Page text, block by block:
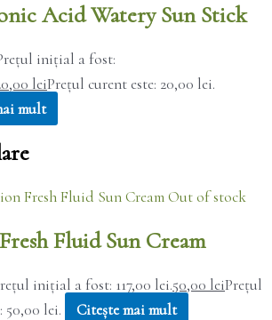
Acid Watery Sun Stick
inițial a fost:
leiPrețul curent este: 20,00 lei.
mult
Out of stock
Fluid Sun Cream
inițial a fost: 117,00 lei.50,00 leiPrețul
50,00 lei.
Citește mai mult